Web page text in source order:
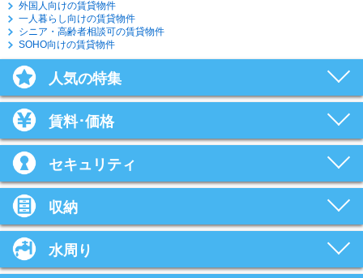
外国人向けの賃貸物件
一人暮らし向けの賃貸物件
シニア・高齢者相談可の賃貸物件
SOHO向けの賃貸物件
人気の特集
賃料･価格
セキュリティ
収納
水周り